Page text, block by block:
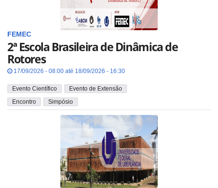
FEMEC
2ª Escola Brasileira de Dinâmica de
Rotores
17/09/2026 - 08:00 até 18/09/2026 - 16:30
Evento Científico
Evento de Extensão
Encontro
Simpósio